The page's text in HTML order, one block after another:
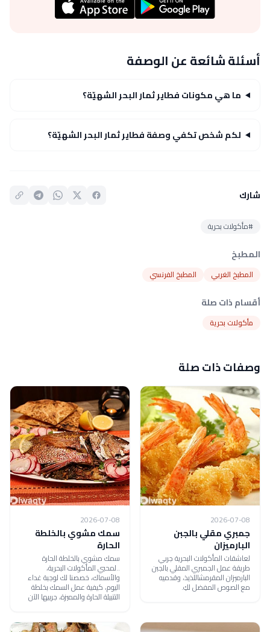
أسئلة شائعة عن الوصفة
ما هي مكونات فطاير ثمار البحر الشهيّة؟
لكم شخص تكفي وصفة فطاير ثمار البحر الشهيّة؟
شارك
#مأكولات بحرية
المطبخ
المطبخ الغربي المطبخ الفرنسي
أقسام ذات صلة
مأكولات بحرية
وصفات ذات صلة
2026-07-08
جمبري مقلي بالجبن
البارميزان
لعاشقات المأكولات البحرية جربي
طريقة عمل الجمبري المقلي بالجبن
البارميزان المقرمشاللذيذ، وقدميه
مع الصوص المفضل لكِ.
2026-07-08
سمك مشوي بالخلطة
الحارة
سمك مشوي بالخلطة الحارة
..لمحبي المأكولات البحرية،
والأسماك، خصصنا لك لوجبة غداء
اليوم، كيفية عمل السمك بخلطة
التتبيلة الحارة والمميزة، جربيها الآن